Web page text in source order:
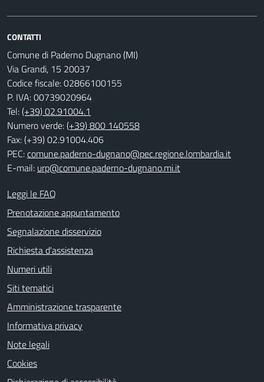
CONTATTI
Comune di Paderno Dugnano (MI)
Via Grandi, 15 20037
Codice fiscale: 02866100155
P. IVA: 00739020964
Tel:(+39) 02.91004.1
Numero verde:(+39) 800 140558
Fax: (+39) 02.91004.406
PEC:comune.paderno-dugnano@pec.regione.lombardia.it
E-mail: urp@comune.paderno-dugnano.mi.it
Leggi le FAQ
Prenotazione appuntamento
Segnalazione disservizio
Richiesta d'assistenza
Numeri utili
Siti tematici
Amministrazione trasparente
Informativa privacy
Note legali
Cookies